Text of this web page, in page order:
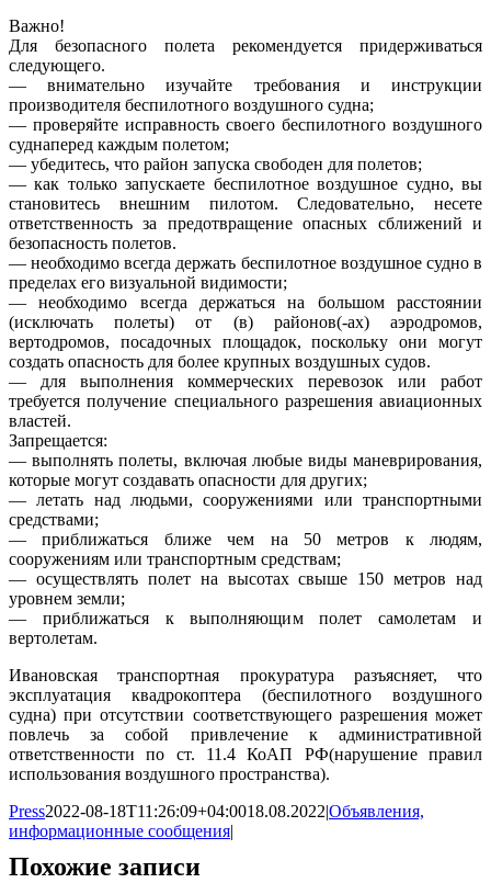
Важно!
Для безопасного полета рекомендуется придерживаться
следующего.
— внимательно изучайте требования и инструкции
производителя беспилотного воздушного судна;
— проверяйте исправность своего беспилотного воздушного
суднаперед каждым полетом;
— убедитесь, что район запуска свободен для полетов;
— как только запускаете беспилотное воздушное судно, вы
становитесь внешним пилотом. Следовательно, несете
ответственность за предотвращение опасных сближений и
безопасность полетов.
— необходимо всегда держать беспилотное воздушное судно в
пределах его визуальной видимости;
— необходимо всегда держаться на большом расстоянии
(исключать полеты) от (в) районов(-ах) аэродромов,
вертодромов, посадочных площадок, поскольку они могут
создать опасность для более крупных воздушных судов.
— для выполнения коммерческих перевозок или работ
требуется получение специального разрешения авиационных
властей.
Запрещается:
— выполнять полеты, включая любые виды маневрирования,
которые могут создавать опасности для других;
— летать над людьми, сооружениями или транспортными
средствами;
— приближаться ближе чем на 50 метров к людям,
сооружениям или транспортным средствам;
— осуществлять полет на высотах свыше 150 метров над
уровнем земли;
— приближаться к выполняющим полет самолетам и
вертолетам.
Ивановская транспортная прокуратура разъясняет, что
эксплуатация квадрокоптера (беспилотного воздушного
судна) при отсутствии соответствующего разрешения может
повлечь за собой привлечение к административной
ответственности по ст. 11.4 КоАП РФ(нарушение правил
использования воздушного пространства).
Press2022-08-18T11:26:09+04:0018.08.2022|Объявления,
информационные сообщения|
Похожие записи